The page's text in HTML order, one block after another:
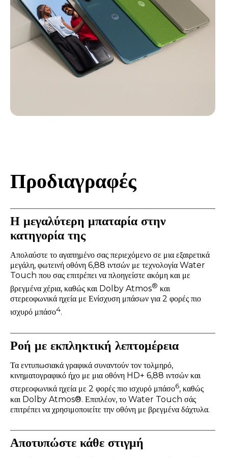
Προδιαγραφές
Η μεγαλύτερη μπαταρία στην
κατηγορία της
Απολαύστε το αγαπημένο σας περιεχόμενο σε μια εξαιρετικά
μεγάλη, φωτεινή οθόνη 6,88 ιντσών με τεχνολογία Water
Touch που σας επιτρέπει να πλοηγείστε ακόμη και με
βρεγμένα χέρια, καθώς και Dolby Atmos® και
στερεοφωνικά ηχεία με Ενίσχυση μπάσων για 2 φορές πιο
ισχυρό μπάσο4.
Ροή με εκπληκτική λεπτομέρεια
Τα εντυπωσιακά γραφικά συναντούν τον τολμηρό,
κινηματογραφικό ήχο με μια οθόνη HD+ 6,88 ιντσών και
στερεοφωνικά ηχεία με 2 φορές πιο ισχυρό μπάσο6, καθώς
και Dolby Atmos®. Επιπλέον, το Water Touch σάς
επιτρέπει να χρησιμοποιείτε την οθόνη με βρεγμένα δάχτυλα.
Αποτυπώστε κάθε στιγμή